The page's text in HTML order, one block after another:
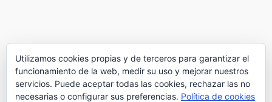
Utilizamos cookies propias y de terceros para garantizar el
funcionamiento de la web, medir su uso y mejorar nuestros
servicios. Puede aceptar todas las cookies, rechazar las no
necesarias o configurar sus preferencias. Política de cookies